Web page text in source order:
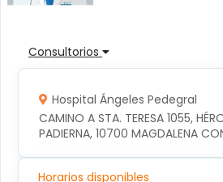
Consultorios
Hospital Ángeles Pedegral
CAMINO A STA. TERESA 1055,
PADIERNA, 10700 MAGDALENA
Horarios disponibles